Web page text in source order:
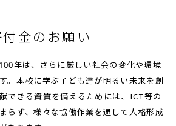
付金のお願い
年は、さらに厳しい社会の変化や環境
。本校に学ぶ子ども達が明るい未来を創
できる資質を備えるためには、ICT等の
らず、様々な協働作業を通して人格形成